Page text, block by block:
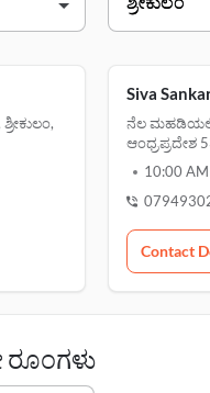
Siva
ನೆಲ ಮಹಡಿಯಲ್ಲಿ
ಆಂಧ್ರಪ್ರದೇಶ
10:00 AM
Contact
ರೂಂಗಳು